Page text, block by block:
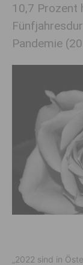
10,7 Prozent
Pandemie
„2022 sind in